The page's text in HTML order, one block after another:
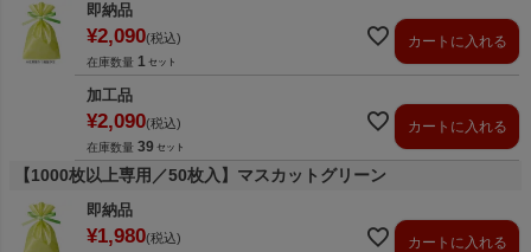
即納品
¥2,090 税込
在庫数量 1
カートに入れる
加工品
¥2,090 税込
在庫数量 39
カートに入れる
【1000枚以上専用／50枚入】マスカットグリーン
即納品
¥1,980 税込 カートに入れる